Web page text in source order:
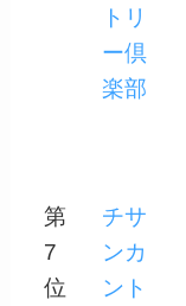
トリ
ー倶
楽部
第
7
位
チサ
ンカ
ント